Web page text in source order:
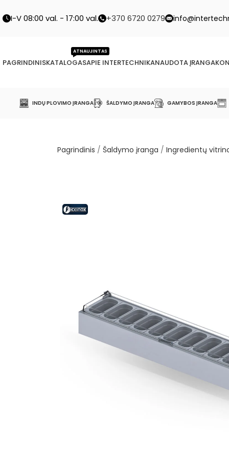
I-V 08:00 val. - 17:00 val. +370 6720 0279
PAGRINDINISKATALOGAS
ATNAUJINTAS
APIE INTERTECHNIKANAUDOTA ĮRANGA
INDŲ PLOVIMO ĮRANGA ŠALDYMO ĮRANGA GAMYBOS ĮRANGA
Pagrindinis / Šaldymo įranga / Ingredientų